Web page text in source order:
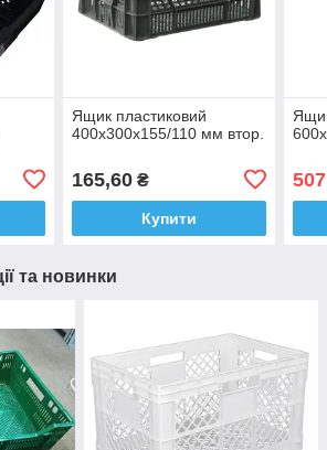
Ящик пластиковий
400х300х155/110 мм втор.
165,60₴
Купити
та новинки